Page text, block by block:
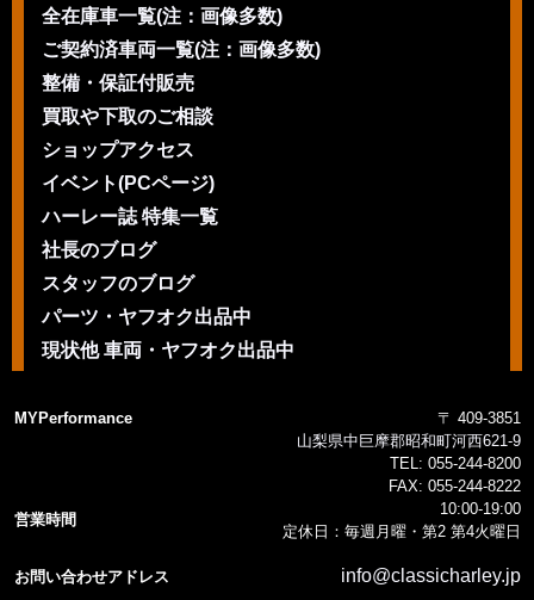
全在庫車一覧(注：画像多数)
ご契約済車両一覧(注：画像多数)
整備・保証付販売
買取や下取のご相談
ショップアクセス
イベント(PCページ)
ハーレー誌 特集一覧
社長のブログ
スタッフのブログ
パーツ・ヤフオク出品中
現状他 車両・ヤフオク出品中
MYPerformance
〒 409-3851
山梨県中巨摩郡昭和町河西621-9
TEL: 055-244-8200
FAX: 055-244-8222
営業時間
10:00-19:00
定休日：毎週月曜・第2 第4火曜日
お問い合わせアドレス info@classicharley.jp